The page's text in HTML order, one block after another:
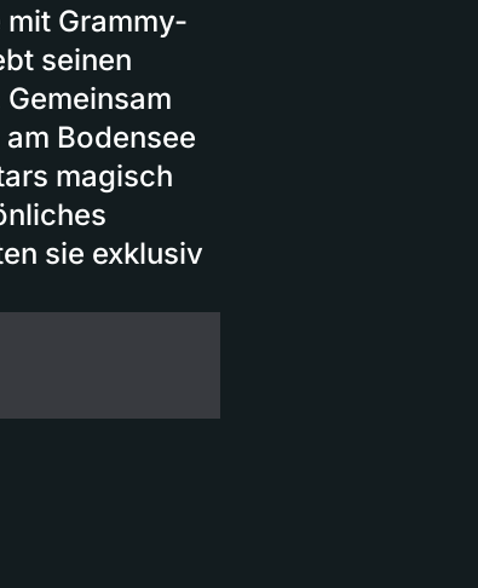
Grammy-
seinen
Bodensee
magisch
sie exklusiv